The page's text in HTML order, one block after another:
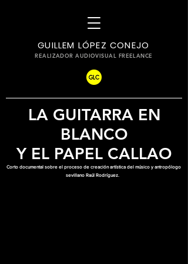
GUILLEM LÓPEZ CONEJO
REALIZADOR AUDIOVISUAL FREELANCE
LA GUITARRA EN
BLANCO
Y EL PAPEL CALLAO
Corto documental sobre el proceso de creación artística del músico y antropólogo
sevillano Raúl Rodríguez.